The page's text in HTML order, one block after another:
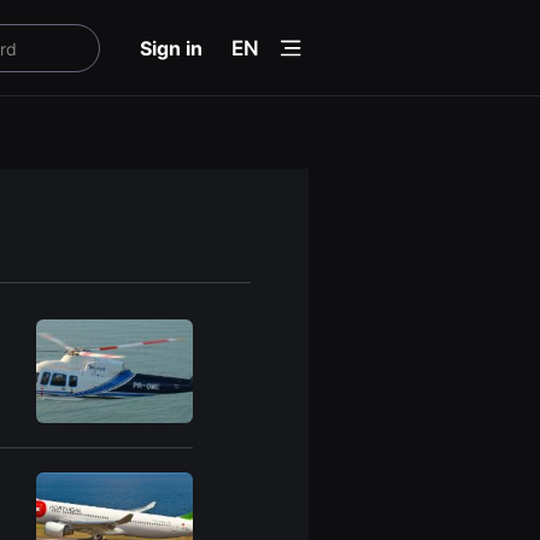
Sign in EN menu